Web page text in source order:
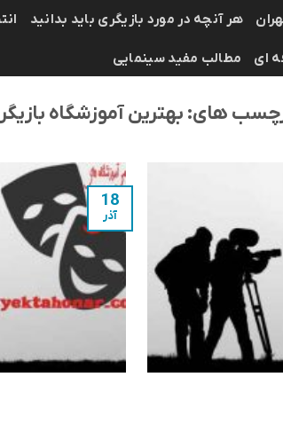
هر آنچه در مورد بازیگری باید بدانید
ای مطالب مفید سینمایی
های: بهترین آموزشگاه
18
آذر